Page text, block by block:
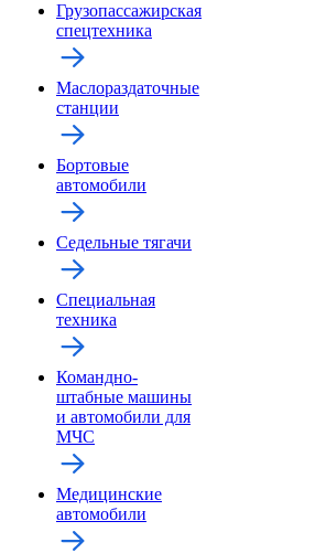
Грузопассажирская
спецтехника
Маслораздаточные
станции
Бортовые
автомобили
Седельные тягачи
Специальная
техника
Командно-
штабные машины
и автомобили для
МЧС
Медицинские
автомобили